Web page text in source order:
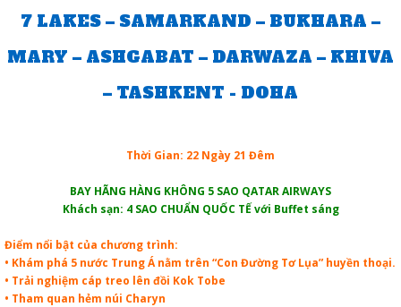
7 LAKES – SAMARKAND – BUKHARA –
MARY – ASHGABAT – DARWAZA – KHIVA
– TASHKENT - DOHA
Thời Gian: 22 Ngày 21 Đêm
BAY HÃNG HÀNG KHÔNG 5 SAO QATAR AIRWAYS
Khách sạn: 4 SAO CHUẨN QUỐC TẾ với Buffet sáng
Điểm nổi bật của chương trình:
• Khám phá 5 nước Trung Á nằm trên “Con Đường Tơ Lụa” huyền thoại.
• Trải nghiệm cáp treo lên đồi Kok Tobe
• Tham quan hẻm núi Charyn